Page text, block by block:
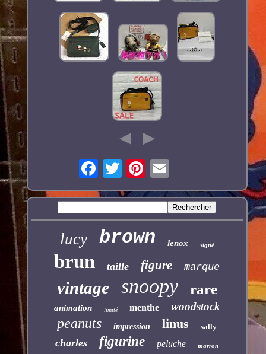
lucy brown lenox signé
brun taille figure marque
vintage snoopy rare
animation limité menthe woodstock
peanuts impression linus sally
charles figurine peluche marron